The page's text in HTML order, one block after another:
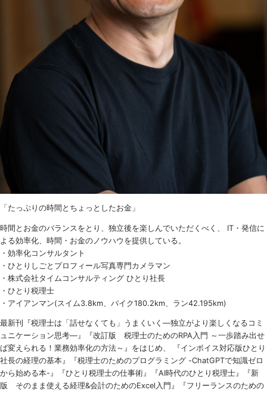
「たっぷりの時間とちょっとしたお金」
時間とお金のバランスをとり、独立後を楽しんでいただくべく、 IT・発信に
よる効率化、時間・お金のノウハウを提供している。
・効率化コンサルタント
・ひとりしごとプロフィール写真専門カメラマン
・株式会社タイムコンサルティング ひとり社長
・ひとり税理士
・アイアンマン(スイム3.8km、バイク180.2km、ラン42.195km)
最新刊『税理士は「話せなくても」うまくいく ―独立がより楽しくなるコミ
ュニケーション思考―』『改訂版 税理士のためのRPA入門 ～一歩踏み出せ
ば変えられる！業務効率化の方法～』をはじめ、 『インボイス対応版ひとり
社長の経理の基本』『税理士のためのプログラミング -ChatGPTで知識ゼロ
から始める本-』『ひとり税理士の仕事術』『AI時代のひとり税理士』『新
版 そのまま使える経理&会計のためのExcel入門』『フリーランスのための